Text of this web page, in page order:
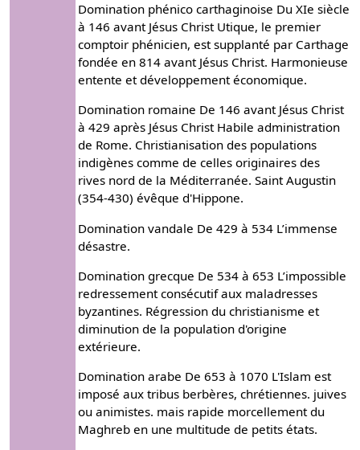
Domination phénico carthaginoise Du XIe siècle
à 146 avant Jésus Christ Utique, le premier
comptoir phénicien, est supplanté par Carthage
fondée en 814 avant Jésus Christ. Harmonieuse
entente et développement économique.
Domination romaine De 146 avant Jésus Christ
à 429 après Jésus Christ Habile administration
de Rome. Christianisation des populations
indigènes comme de celles originaires des
rives nord de la Méditerranée. Saint Augustin
(354-430) évêque d'Hippone.
Domination vandale De 429 à 534 L’immense
désastre.
Domination grecque De 534 à 653 L’impossible
redressement consécutif aux maladresses
byzantines. Régression du christianisme et
diminution de la population d'origine
extérieure.
Domination arabe De 653 à 1070 L'Islam est
imposé aux tribus berbères, chrétiennes. juives
ou animistes. mais rapide morcellement du
Maghreb en une multitude de petits états.